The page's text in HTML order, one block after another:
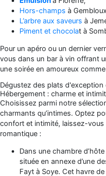
Hors-champs à
L’arbre aux saveurs à
Piment et chocolat à
Pour un apéro ou un dernier
vous dans un bar à vin offrant
une soirée en amoureux
Dégustez des plats d'exception
Hébergement : charme et
Choisissez parmi notre
charmants qu’intimes. Optez
confort et intimité, laissez-
romantique :
Dans une chambre d’hôte
située en annexe d’une
Fayt à Soye. Cet havre